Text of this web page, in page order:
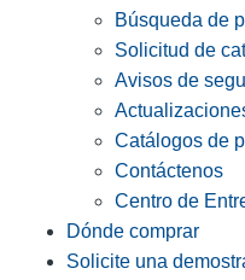
Búsqueda de
Solicitud de
Avisos de
Catálogos de
Contáctenos
Centro de
Dónde comprar
Solicite una